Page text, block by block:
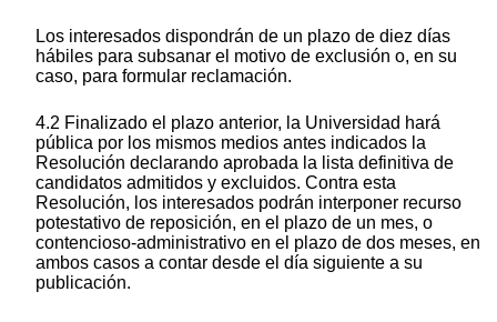
Los interesados dispondrán de un plazo de diez días
hábiles para subsanar el motivo de exclusión o, en su
caso, para formular reclamación.
4.2 Finalizado el plazo anterior, la Universidad hará
pública por los mismos medios antes indicados la
Resolución declarando aprobada la lista definitiva de
candidatos admitidos y excluidos. Contra esta
Resolución, los interesados podrán interponer recurso
potestativo de reposición, en el plazo de un mes, o
contencioso-administrativo en el plazo de dos meses, en
ambos casos a contar desde el día siguiente a su
publicación.